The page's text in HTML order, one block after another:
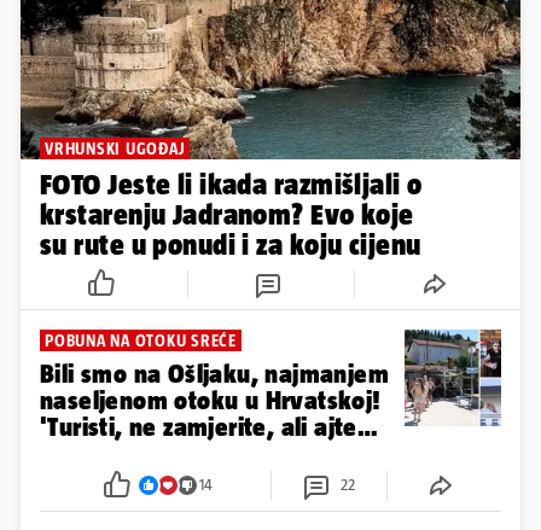
VRHUNSKI UGOĐAJ
FOTO Jeste li ikada razmišljali o
krstarenju Jadranom? Evo koje
su rute u ponudi i za koju cijenu
POBUNA NA OTOKU SREĆE
Bili smo na Ošljaku, najmanjem
naseljenom otoku u Hrvatskoj!
'Turisti, ne zamjerite, ali ajte
14 22